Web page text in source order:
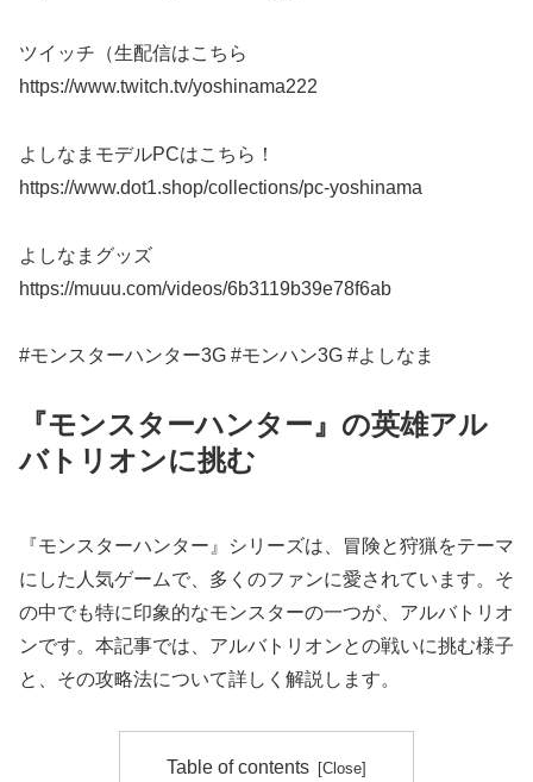
ツイッチ（生配信はこちら
https://www.twitch.tv/yoshinama222
よしなまモデルPCはこちら！
https://www.dot1.shop/collections/pc-yoshinama
よしなまグッズ
https://muuu.com/videos/6b3119b39e78f6ab
#モンスターハンター3G #モンハン3G #よしなま
『モンスターハンター』の英雄アル
バトリオンに挑む
『モンスターハンター』シリーズは、冒険と狩猟をテーマ
にした人気ゲームで、多くのファンに愛されています。そ
の中でも特に印象的なモンスターの一つが、アルバトリオ
ンです。本記事では、アルバトリオンとの戦いに挑む様子
と、その攻略法について詳しく解説します。
Table of contents